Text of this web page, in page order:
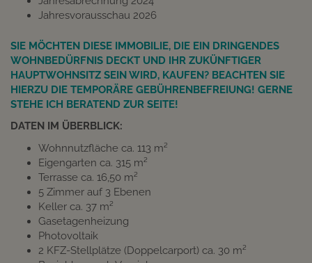
Jahresvorausschau 2026
SIE MÖCHTEN DIESE IMMOBILIE, DIE EIN DRINGENDES
WOHNBEDÜRFNIS DECKT UND IHR ZUKÜNFTIGER
HAUPTWOHNSITZ SEIN WIRD, KAUFEN? BEACHTEN SIE
HIERZU DIE TEMPORÄRE GEBÜHRENBEFREIUNG! GERNE
STEHE ICH BERATEND ZUR SEITE!
DATEN IM ÜBERBLICK:
Wohnnutzfläche ca. 113 m²
Eigengarten ca. 315 m²
Terrasse ca. 16,50 m²
5 Zimmer auf 3 Ebenen
Keller ca. 37 m²
Gasetagenheizung
Photovoltaik
2 KFZ-Stellplätze (Doppelcarport) ca. 30 m²